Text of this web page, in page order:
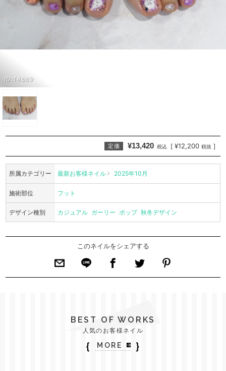
ID:14669
定価 ¥13,420 税込 [ ¥12,200 税抜 ]
所属カテゴリー 最新お客様ネイル 2025年10月
施術部位 フット
デザイン種別 カジュアル ガーリー ポップ 秋冬デザイン
このネイルをシェアする
BEST OF WORKS
人気のお客様ネイル
｛ MORE ｝